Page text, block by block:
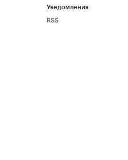
Уведомления
RSS